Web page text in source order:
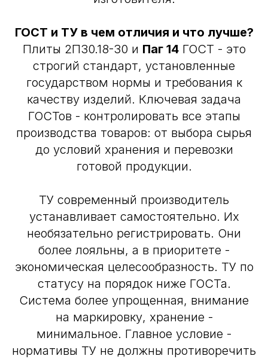
ГОСТ и ТУ в чем отличия и что лучше?
Плиты 2П30.18-30 и Паг 14ГОСТ - это
строгий стандарт, установленные
государством нормы и требования к
качеству изделий. Ключевая задача
ГОСТов - контролировать все этапы
производства товаров: от выбора сырья
до условий хранения и перевозки
готовой продукции.
ТУ современный производитель
устанавливает самостоятельно. Их
необязательно регистрировать. Они
более лояльны, а в приоритете -
экономическая целесообразность. ТУ по
статусу на порядок ниже ГОСТа.
Система более упрощенная, внимание
на маркировку, хранение -
минимальное. Главное условие -
нормативы ТУ не должны противоречить